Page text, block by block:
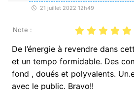
21 juillet 2022 12h49
Note :
De l’énergie à revendre dans
et un tempo formidable. Des
fond , doués et polyvalents.
avec le public. Bravo!!